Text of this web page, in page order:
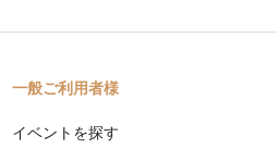
一般ご利用者様
イベントを探す